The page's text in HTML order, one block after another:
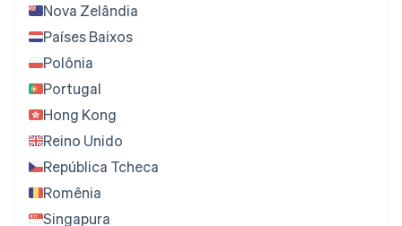
Nova Zelândia
Países Baixos
Polônia
Portugal
Hong Kong
Reino Unido
República Tcheca
Romênia
Singapura